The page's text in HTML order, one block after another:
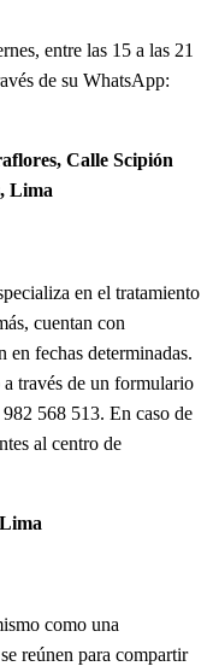
entre las 15 a las 21
de su WhatsApp:
Calle Scipión
Lima
en el tratamiento
cuentan con
en fechas determinadas.
a través de un formulario
568 513. En caso de
al centro de
como una
reúnen para compartir